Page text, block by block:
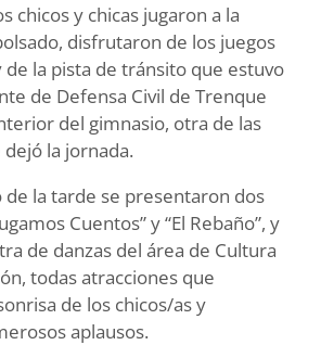
chicos y chicas jugaron a la
disfrutaron de los juegos
de la pista de tránsito que estuvo
de Defensa Civil de Trenque
del gimnasio, otra de las
la jornada.
de la tarde se presentaron dos
Cuentos” y “El Rebaño”, y
de danzas del área de Cultura
todas atracciones que
de los chicos/as y
aplausos.